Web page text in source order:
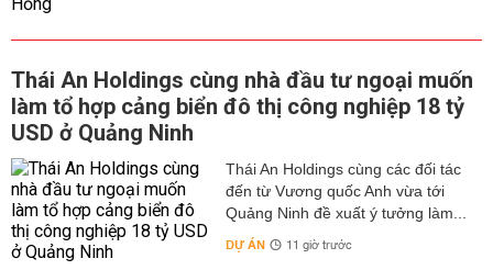
Thái An Holdings cùng nhà đầu tư ngoại muốn
làm tổ hợp cảng biển đô thị công nghiệp 18 tỷ
USD ở Quảng Ninh
Thái An Holdings cùng các đối tác
đến từ Vương quốc Anh vừa tới
Quảng Ninh đề xuất ý tưởng làm...
DỰ ÁN 11 giờ trước